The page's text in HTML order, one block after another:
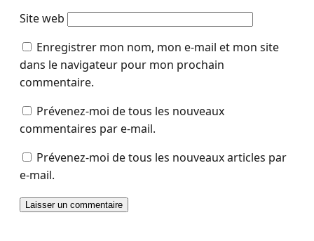
Site web
Enregistrer mon nom, mon e-mail et mon site
dans le navigateur pour mon prochain
commentaire.
Prévenez-moi de tous les nouveaux
commentaires par e-mail.
Prévenez-moi de tous les nouveaux articles par
e-mail.